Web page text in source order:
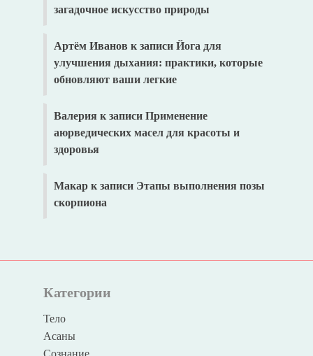
загадочное искусство природы
Артём Иванов к записи Йога для
улучшения дыхания: практики, которые
обновляют ваши легкие
Валерия к записи Применение
аюрведических масел для красоты и
здоровья
Макарк записи Этапы выполнения позы
скорпиона
Категории
Тело
Асаны